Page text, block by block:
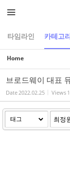
타임라인 카테고
Home
브로드웨이 대표
Date2022.02.25 Views